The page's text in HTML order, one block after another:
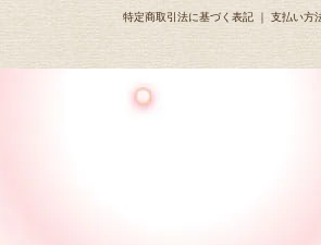
特定商取引法に基づく表記 ｜ 支払い方